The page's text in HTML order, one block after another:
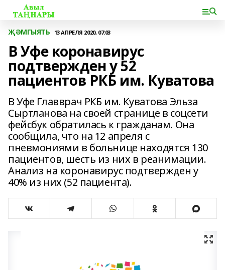
ҖӘМГЫЯТЬ 13 АПРЕЛЯ 2020, 07:03
В Уфе коронавирус
подтвержден у 52
пациентов РКБ им. Куватова
В Уфе Главврач РКБ им. Куватова Эльза
Сыртланова на своей странице в соцсети
фейсбук обратилась к гражданам. Она
сообщила, что на 12 апреля с
пневмониями в больнице находятся 130
пациентов, шесть из них в реанимации.
Анализ на коронавирус подтвержден у
40% из них (52 пациента).